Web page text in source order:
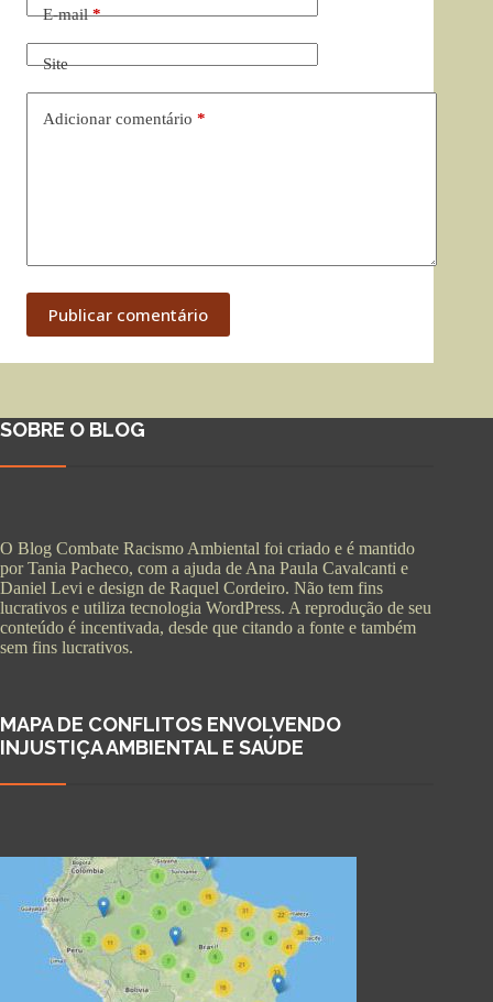
E-mail*
Site
Adicionar comentário *
Publicar comentário
SOBRE O BLOG
O Blog Combate Racismo Ambiental foi criado e é mantido
por Tania Pacheco, com a ajuda de Ana Paula Cavalcanti e
Daniel Levi e design de Raquel Cordeiro. Não tem fins
lucrativos e utiliza tecnologia WordPress. A reprodução de seu
conteúdo é incentivada, desde que citando a fonte e também
sem fins lucrativos.
MAPA DE CONFLITOS ENVOLVENDO
INJUSTIÇA AMBIENTAL E SAÚDE